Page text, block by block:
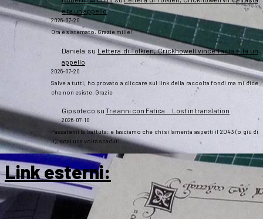
e fa un appello
2026-07-20
Ora è sistemato. Grazie mille!
Daniela su Lettera di Tolkien, Crickhowell vince l’asta e fa un
appello
2026-07-20
Salve a tutti, ho provato a cliccare sul link della raccolta fondi ma mi dice
che non esiste. Grazie
Gipsoteco su Tre anni con Fatica… Lost in translation
2026-07-10
Passatemi la battuta: e lasciamo che chi si lamenta aspetti il 2043 (o giù di
lì), così una volta scaduti…
Link esterni: